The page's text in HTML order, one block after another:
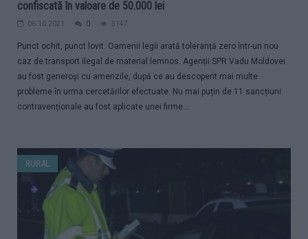
confiscată în valoare de 50.000 lei
06.10.2021 0 3147
Punct ochit, punct lovit. Oamenii legii arată toleranță zero într-un nou
caz de transport ilegal de material lemnos. Agenții SPR Vadu Moldovei
au fost generoși cu amenzile, după ce au descoperit mai multe
probleme în urma cercetărilor efectuate. Nu mai puțin de 11 sancțiuni
contravenționale au fost aplicate unei firme...
RURAL